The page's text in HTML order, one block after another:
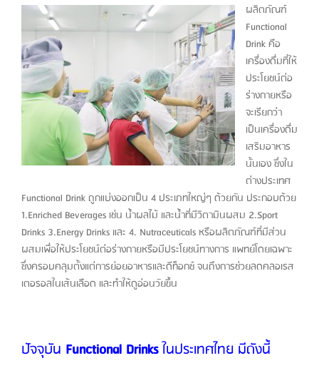
ผลิตภัณฑ์
Functional
Drink คือ
เครื่องดื่มที่ให้
ประโยชน์ต่อ
ร่างกายหรือ
จะเรียกว่า
เป็นเครื่องดื่ม
เสริมอาหาร
นั้นเอง ซึ่งใน
ต่างประเทศ
Functional Drink ถูกแบ่งออกเป็น 4 ประเภทใหญ่ๆ ด้วยกัน ประกอบด้วย
1.Enriched Beverages เช่น น้ำผลไม้ และน้ำที่มีวิตามินผสม 2.Sport
Drinks 3.Energy Drinks และ 4. Nutraceuticals หรือผลิตภัณฑ์ที่มีส่วน
ผสมเพื่อให้ประโยชน์ต่อร่างกายหรือมีประโยชน์ทางการ แพทย์โดยเฉพาะ
ซึ่งครอบคลุมตั้งแต่การย่อยอาหารและดีท็อกซ์ จนถึงการช่วยลดคลอเรส
เตอรอลในเส้นเลือด และทำให้ดูอ่อนวัยขึ้น
ปัจจุบัน Functional Drinksในประเทศไทย มีดังนี้